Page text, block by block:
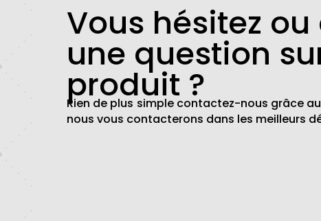
Vous hésitez ou
une question
produit ?
Rien de plus simple contactez-nous grâce
nous vous contacterons dans les meilleurs